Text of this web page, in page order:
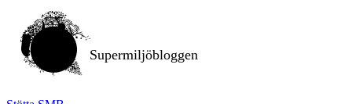
Supermiljöbloggen